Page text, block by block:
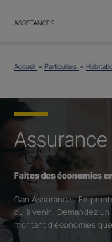
ASSISTANCE ?
Accueil Particuliers
Assurance
Faites des économies
Gan Assurances
ou à venir ! Demandez
montant d’économies